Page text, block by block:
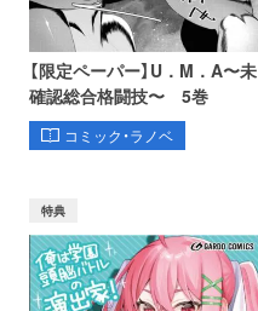
【限定ペーパー】U．M．A〜未
確認総合格闘技〜 5巻
コミック・ラノベ
特典